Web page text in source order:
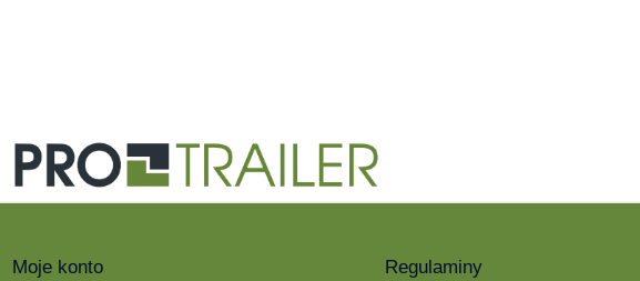
Moje konto Regulaminy